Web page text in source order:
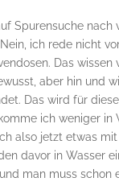
Spurensuche
ich rede nicht
Das wissen
aber hin und
Das wird für
ich weniger
also jetzt etwas
davor in Wasser
man muss schon